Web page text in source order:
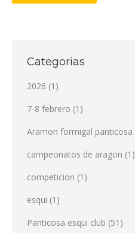
Categorias
2026 (1)
7-8 febrero (1)
Aramon formigal panticosa
campeonatos de aragon (1)
competicion (1)
esqui (1)
Panticosa esqui club (51)